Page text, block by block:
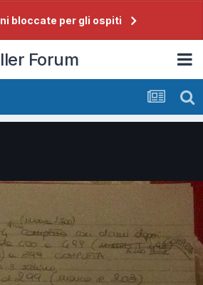
bloccate per gli ospiti
Forum